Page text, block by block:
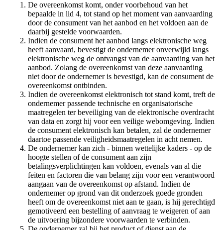
De overeenkomst komt, onder voorbehoud van het
bepaalde in lid 4, tot stand op het moment van aanvaarding
door de consument van het aanbod en het voldoen aan de
daarbij gestelde voorwaarden.
Indien de consument het aanbod langs elektronische weg
heeft aanvaard, bevestigt de ondernemer onverwijld langs
elektronische weg de ontvangst van de aanvaarding van het
aanbod. Zolang de overeenkomst van deze aanvaarding
niet door de ondernemer is bevestigd, kan de consument de
overeenkomst ontbinden.
Indien de overeenkomst elektronisch tot stand komt, treft de
ondernemer passende technische en organisatorische
maatregelen ter beveiliging van de elektronische overdracht
van data en zorgt hij voor een veilige webomgeving. Indien
de consument elektronisch kan betalen, zal de ondernemer
daartoe passende veiligheidsmaatregelen in acht nemen.
De ondernemer kan zich - binnen wettelijke kaders - op de
hoogte stellen of de consument aan zijn
betalingsverplichtingen kan voldoen, evenals van al die
feiten en factoren die van belang zijn voor een verantwoord
aangaan van de overeenkomst op afstand. Indien de
ondernemer op grond van dit onderzoek goede gronden
heeft om de overeenkomst niet aan te gaan, is hij gerechtigd
gemotiveerd een bestelling of aanvraag te weigeren of aan
de uitvoering bijzondere voorwaarden te verbinden.